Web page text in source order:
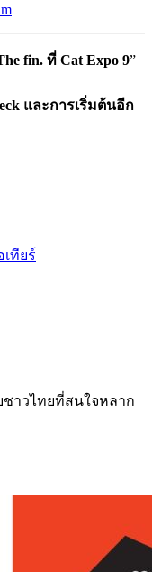
fin. ที่ Cat Expo 9”
และการเริ่มต้นอีก
เทียร์
าวไทยที่สนใจหลาก